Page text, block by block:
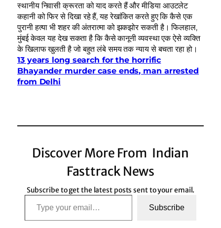
स्थानीय निवासी क्रूरता को याद करते हैं और मीडिया आउटलेट
कहानी को फिर से दिखा रहे हैं, यह रेखांकित करते हुए कि कैसे एक
पुरानी हत्या भी शहर की अंतरात्मा को झकझोर सकती है। फिलहाल,
मुंबई केवल यह देख सकता है कि कैसे कानूनी व्यवस्था एक ऐसे व्यक्ति
के खिलाफ खुलती है जो बहुत लंबे समय तक न्याय से बचता रहा हो।
13 years long search for the horrific
Bhayander murder case ends, man arrested
from Delhi
Discover More From Indian
Fasttrack News
Subscribe to get the latest posts sent to your email.
Type your email…
Subscribe